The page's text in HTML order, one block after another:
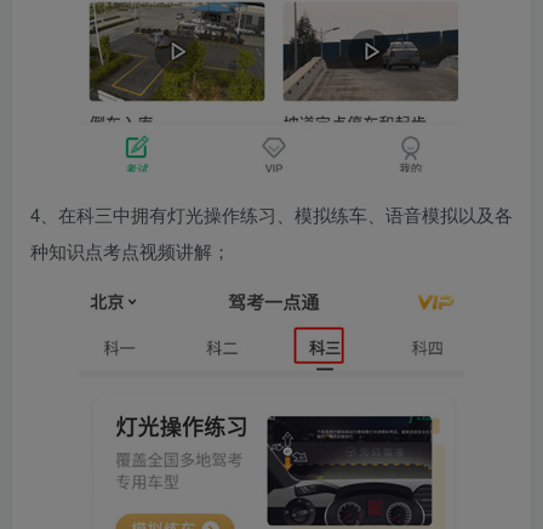
4、在科三中拥有灯光操作练习、模拟练车、语音模拟以及各
种知识点考点视频讲解；